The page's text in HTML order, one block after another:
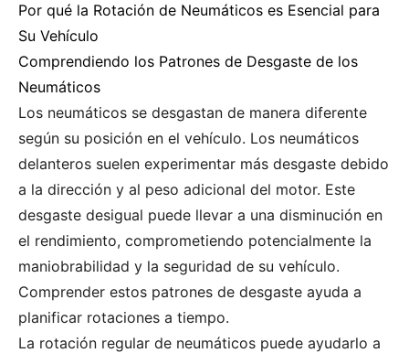
Por qué la Rotación de Neumáticos es Esencial para
Su Vehículo
Comprendiendo los Patrones de Desgaste de los
Neumáticos
Los neumáticos se desgastan de manera diferente
según su posición en el vehículo. Los neumáticos
delanteros suelen experimentar más desgaste debido
a la dirección y al peso adicional del motor. Este
desgaste desigual puede llevar a una disminución en
el rendimiento, comprometiendo potencialmente la
maniobrabilidad y la seguridad de su vehículo.
Comprender estos patrones de desgaste ayuda a
planificar rotaciones a tiempo.
La rotación regular de neumáticos puede ayudarlo a